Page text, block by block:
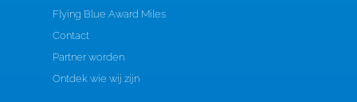
Flying Blue Award Miles
Contact
Partner worden
Ontdek wie wij zijn